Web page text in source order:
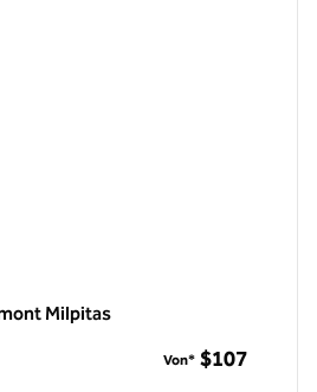
Milpitas
Von* $107